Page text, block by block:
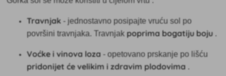
Travnjak - jednostavno posipajte vruću sol po
površini travnjaka. Travnjakpoprima bogatiju boju .
Voćke i vinova loza - opetovano prskanje po lišću
pridonijet će velikim i zdravim plodovima .